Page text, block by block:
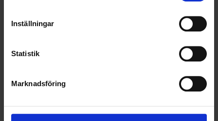
Inställningar
Statistik
Marknadsföring
VELLINGE